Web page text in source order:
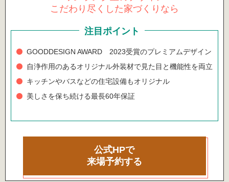
こだわり尽くした家づくりなら
注目ポイント
GOODDESIGN AWARD 2023受賞のプレミアムデザイン
自浄作用のあるオリジナル外装材で見た目と機能性を両立
キッチンやバスなどの住宅設備もオリジナル
美しさを保ち続ける最長60年保証
公式HPで
来場予約する